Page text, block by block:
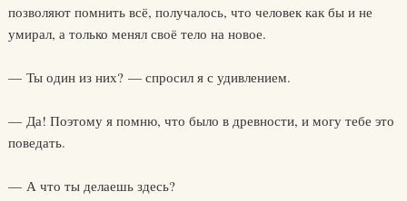
позволяют помнить всё, получалось, что человек как бы и не
умирал, а только менял своё тело на новое.
— Ты один из них? — спросил я с удивлением.
— Да! Поэтому я помню, что было в древности, и могу тебе это
поведать.
— А что ты делаешь здесь?